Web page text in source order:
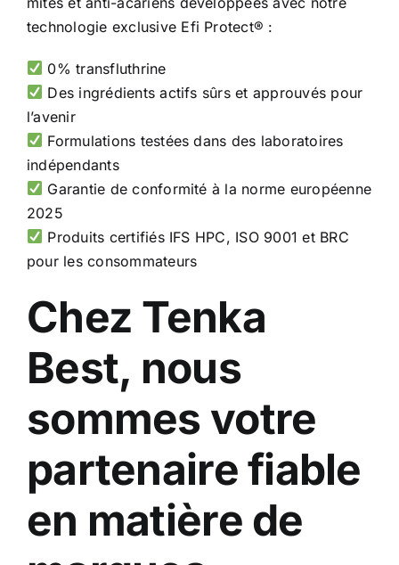
technologie exclusive Efi Protect® :
0% transfluthrine
Des ingrédients actifs sûrs et approuvés pour
l’avenir
Formulations testées dans des laboratoires
indépendants
Garantie de conformité à la norme européenne
2025
Produits certifiés IFS HPC, ISO 9001 et BRC
pour les consommateurs
Chez Tenka
Best, nous
sommes votre
partenaire fiable
en matière de